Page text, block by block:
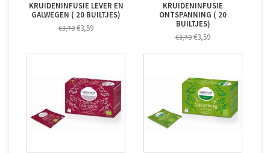
KRUIDENINFUSIE LEVER EN
GALWEGEN ( 20 BUILTJES)
€3,79 €3,59
KRUIDENINFUSIE
ONTSPANNING ( 20
BUILTJES)
€3,79 €3,59